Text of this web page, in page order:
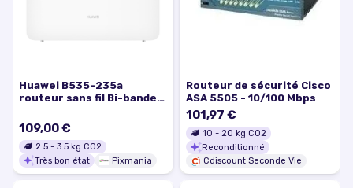
Huawei B535-235a
routeur sans fil Bi-bande
- Très bon état
109,00 €
2.5 - 3.5 kg CO2
Très bon état
Pixmania
Routeur de sécurité Cisco
ASA 5505 - 10/100 Mbps
101,97 €
10 - 20 kg CO2
Reconditionné
Cdiscount Seconde Vie